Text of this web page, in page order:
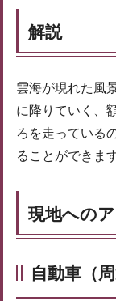
解説
雲海が現れた風
に降りていく、
ろを走っている
ることができます
現地への
自動車（